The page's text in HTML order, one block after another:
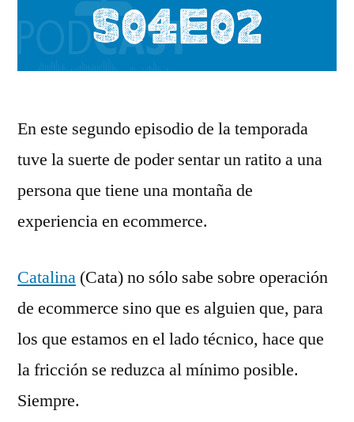
En este segundo episodio de la temporada
tuve la suerte de poder sentar un ratito a una
persona que tiene una montaña de
experiencia en ecommerce.
Catalina (Cata) no sólo sabe sobre operación
de ecommerce sino que es alguien que, para
los que estamos en el lado técnico, hace que
la fricción se reduzca al mínimo posible.
Siempre.